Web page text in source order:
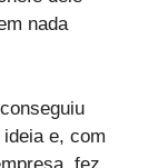
nada
e, com
fez